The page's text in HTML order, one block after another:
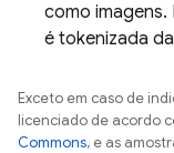
como
é tokenizada
Exceto em caso de
licenciado de acordo
Commons, e as